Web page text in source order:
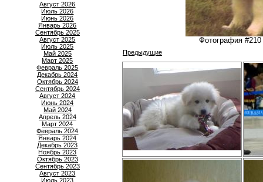
Август 2026
Июль 2026
Июнь 2026
Январь 2026
Сентябрь 2025
Август 2025
Июль 2025
Май 2025
Март 2025
Февраль 2025
Декабрь 2024
Октябрь 2024
Сентябрь 2024
Август 2024
Июнь 2024
Май 2024
Апрель 2024
Март 2024
Февраль 2024
Январь 2024
Декабрь 2023
Ноябрь 2023
Октябрь 2023
Сентябрь 2023
Август 2023
Июль 2023
Фотография
Предыдущие